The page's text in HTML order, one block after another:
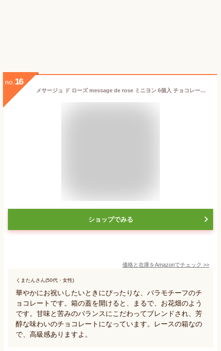
no. 16
メサージュ ド ローズ message de rose ミニヨン 6個入 チョコレート メサージュドローズ 薔薇 バラ ギフト 贈り物
ショップでみる
価格と在庫をAmazonでチェック >>
くまたんさん(50代・女性)
華やかにお祝いしたいときにぴったりな、バラモチーフのチ
ョコレートです。箱の蓋を開けると、まるで、お花畑のよう
です。甘味と苦みのバランスにこだわってブレンドされ、芳
醇な味わいのチョコレートになっています。レースの箱なの
で、高級感ありますよ。